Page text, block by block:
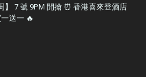
】 7 號 9PM 開搶 ⏰ 香港喜來登酒店
送一 🔥